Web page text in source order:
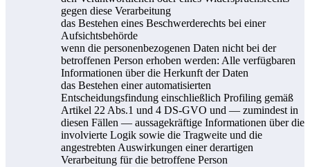
gegen diese Verarbeitung
das Bestehen eines Beschwerderechts bei einer
Aufsichtsbehörde
wenn die personenbezogenen Daten nicht bei der
betroffenen Person erhoben werden: Alle verfügbaren
Informationen über die Herkunft der Daten
das Bestehen einer automatisierten
Entscheidungsfindung einschließlich Profiling gemäß
Artikel 22 Abs.1 und 4 DS-GVO und — zumindest in
diesen Fällen — aussagekräftige Informationen über die
involvierte Logik sowie die Tragweite und die
angestrebten Auswirkungen einer derartigen
Verarbeitung für die betroffene Person